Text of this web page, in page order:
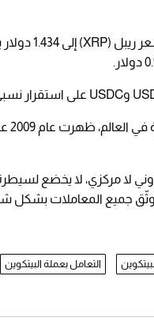
لا مركزي، لا يخضع
جميع المعاملات بشكل
التعامل بعملة البيتكوين